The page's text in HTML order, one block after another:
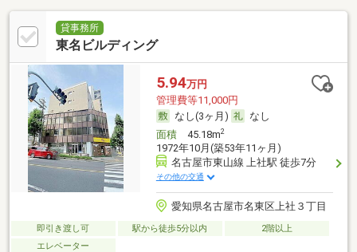
貸事務所
東名ビルディング
5.94万円
管理費等11,000円
なし(3ヶ月)
なし
面積45.18m2
1972年10月(築53年11ヶ月)
名古屋市東山線 上社駅 徒歩7分
その他の交通
愛知県名古屋市名東区上社３丁目
即引き渡し可 駅から徒歩5分以内
2階以上
エレベーター